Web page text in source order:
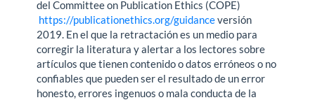
del Committee on Publication Ethics (COPE)
https://publicationethics.org/guidanceversión
2019. En el que la retractación es un medio para
corregir la literatura y alertar a los lectores sobre
artículos que tienen contenido o datos erróneos o no
confiables que pueden ser el resultado de un error
honesto, errores ingenuos o mala conducta de la